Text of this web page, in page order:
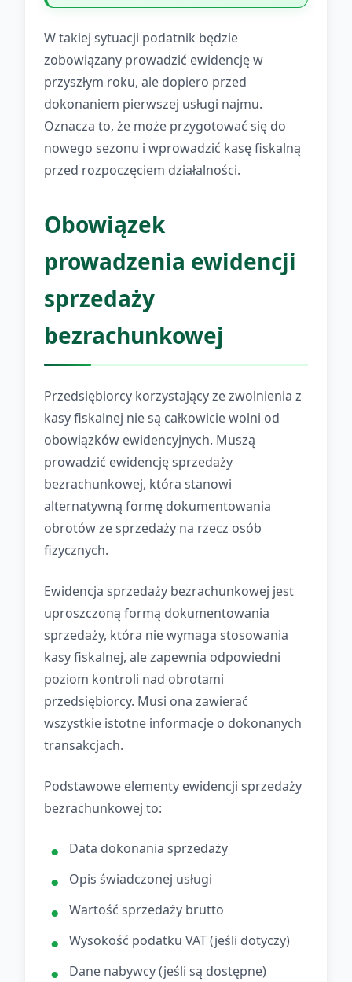
W takiej sytuacji podatnik będzie
zobowiązany prowadzić ewidencję w
przyszłym roku, ale dopiero przed
dokonaniem pierwszej usługi najmu.
Oznacza to, że może przygotować się do
nowego sezonu i wprowadzić kasę fiskalną
przed rozpoczęciem działalności.
Obowiązek
prowadzenia ewidencji
sprzedaży
bezrachunkowej
Przedsiębiorcy korzystający ze zwolnienia z
kasy fiskalnej nie są całkowicie wolni od
obowiązków ewidencyjnych. Muszą
prowadzić ewidencję sprzedaży
bezrachunkowej, która stanowi
alternatywną formę dokumentowania
obrotów ze sprzedaży na rzecz osób
fizycznych.
Ewidencja sprzedaży bezrachunkowej jest
uproszczoną formą dokumentowania
sprzedaży, która nie wymaga stosowania
kasy fiskalnej, ale zapewnia odpowiedni
poziom kontroli nad obrotami
przedsiębiorcy. Musi ona zawierać
wszystkie istotne informacje o dokonanych
transakcjach.
Podstawowe elementy ewidencji sprzedaży
bezrachunkowej to:
Data dokonania sprzedaży
Opis świadczonej usługi
Wartość sprzedaży brutto
Wysokość podatku VAT (jeśli dotyczy)
Dane nabywcy (jeśli są dostępne)